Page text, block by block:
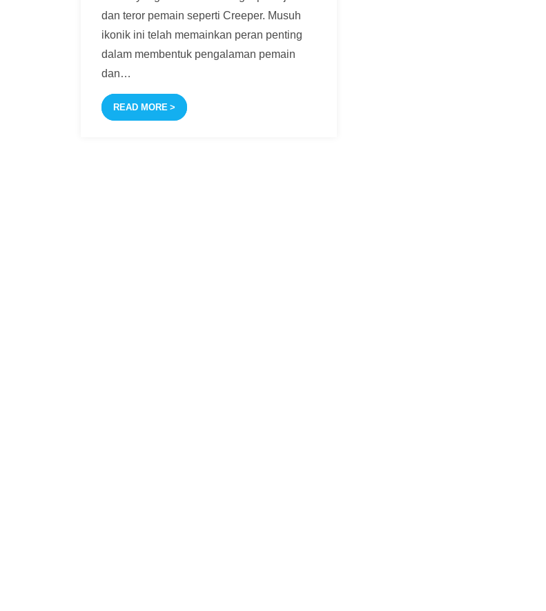
dan teror pemain seperti Creeper. Musuh
ikonik ini telah memainkan peran penting
dalam membentuk pengalaman pemain
dan…
READ MORE